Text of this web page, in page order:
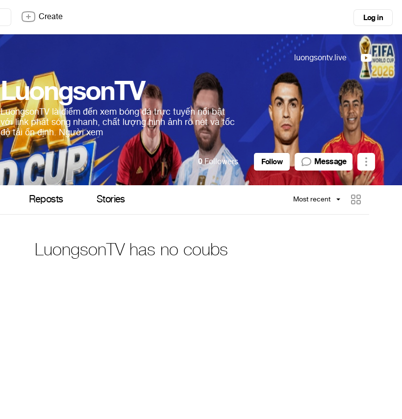
Create Log in
LuongsonTV
LuongsonTV là điểm đến xem bóng đá trực tuyến nổi bật
với link phát sóng nhanh, chất lượng hình ảnh rõ nét và tốc
độ tải ổn định. Người xem
luongsontv.live
0 Followers Follow Message
Reposts Stories Most recent
LuongsonTV has no coubs